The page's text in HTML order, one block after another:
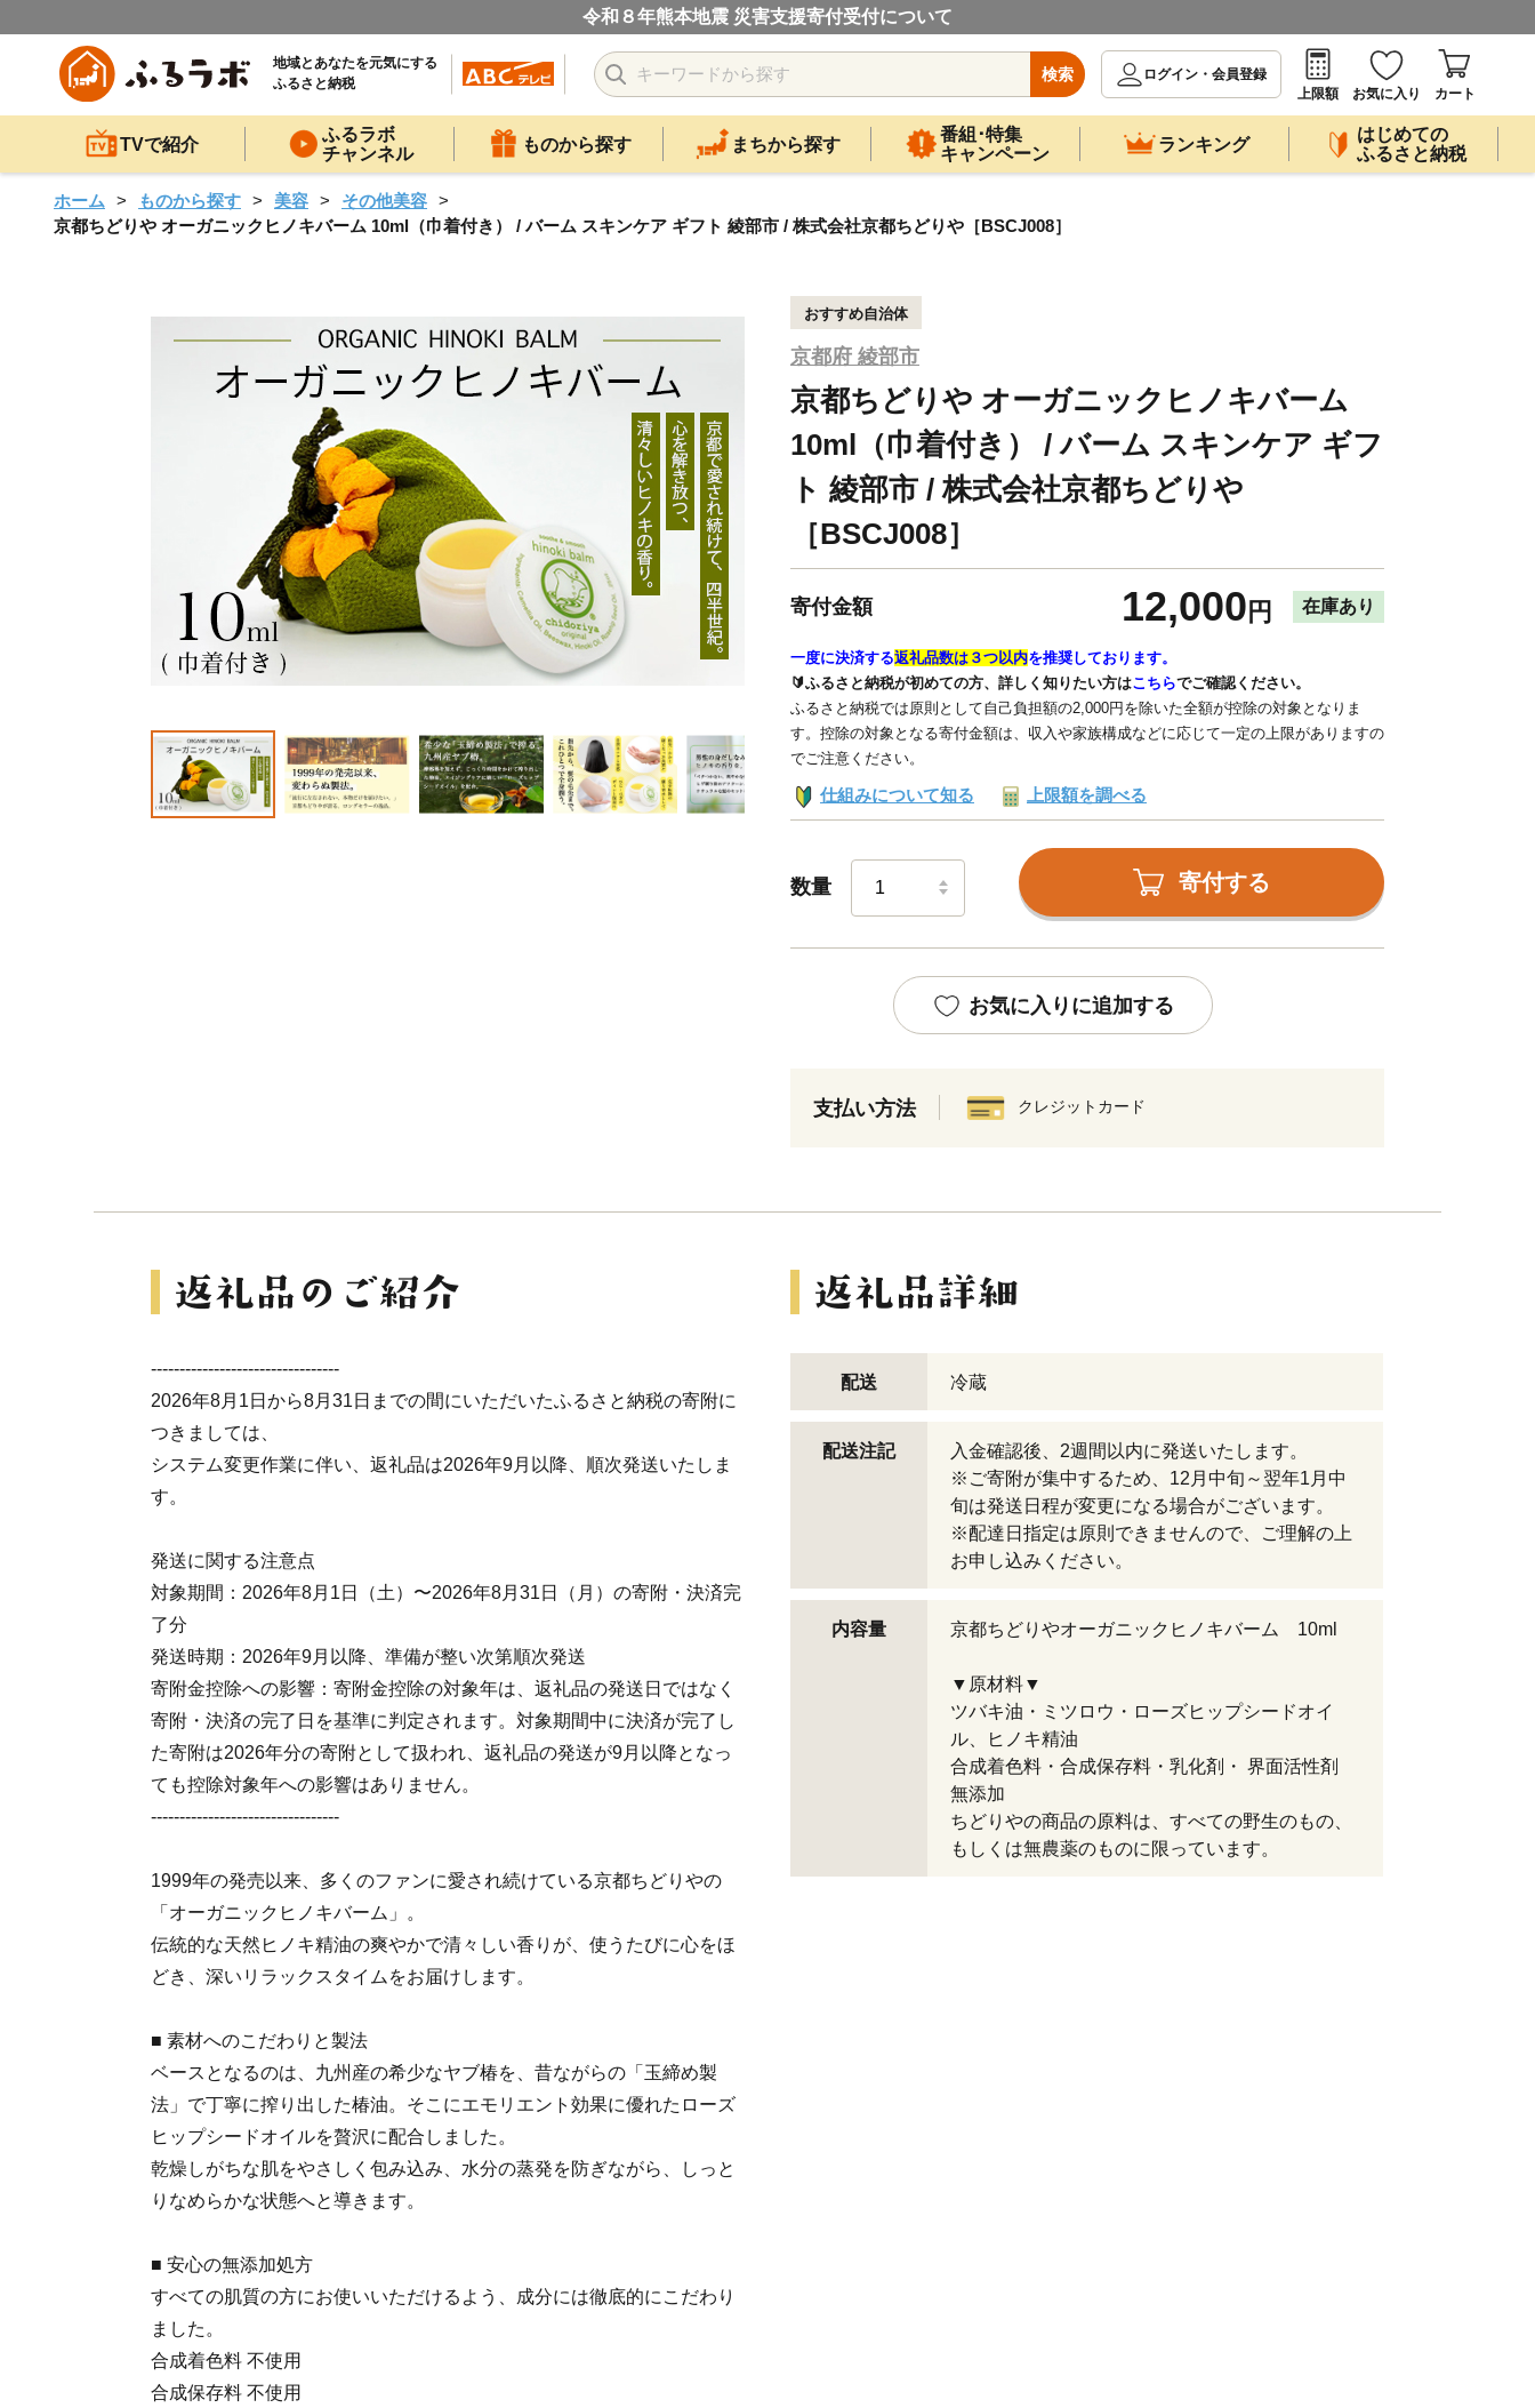
令和８年熊本地震 災害支援寄付受付について
地域とあなたを元気にする
ふるさと納税
検索
ログイン・会員登録
上限額
お気に入り カート
TVで紹介
ふるラボ
チャンネル
ものから探す まちから探す
番組･特集
キャンペーン
ランキング
はじめての
ふるさと納税
ホーム ものから探す 美容
その他美容
京都ちどりや オーガニックヒノキバーム 10ml（巾着付き） / バーム スキンケア ギフト 綾部市 / 株式会社京都ちどりや［BSCJ008］
おすすめ自治体
京都府 綾部市
京都ちどりや オーガニックヒノキバーム
10ml（巾着付き） / バーム スキンケア ギフ
ト 綾部市 / 株式会社京都ちどりや
［BSCJ008］
寄付金額 12,000 円 在庫あり
一度に決済する返礼品数は３つ以内を推奨しております。
🔰ふるさと納税が初めての方、詳しく知りたい方はこちらでご確認ください。
ふるさと納税では原則として自己負担額の2,000円を除いた全額が控除の対象となりま
す。控除の対象となる寄付金額は、収入や家族構成などに応じて一定の上限がありますの
でご注意ください。
仕組みについて知る 上限額を調べる
数量 寄付する
お気に入りに追加する
支払い方法 クレジットカード
---------------------------------
2026年8月1日から8月31日までの間にいただいたふるさと納税の寄附に
つきましては、
システム変更作業に伴い、返礼品は2026年9月以降、順次発送いたしま
す。
発送に関する注意点
対象期間：2026年8月1日（土）〜2026年8月31日（月）の寄附・決済完
了分
発送時期：2026年9月以降、準備が整い次第順次発送
寄附金控除への影響：寄附金控除の対象年は、返礼品の発送日ではなく
寄附・決済の完了日を基準に判定されます。対象期間中に決済が完了し
た寄附は2026年分の寄附として扱われ、返礼品の発送が9月以降となっ
ても控除対象年への影響はありません。
---------------------------------
1999年の発売以来、多くのファンに愛され続けている京都ちどりやの
「オーガニックヒノキバーム」。
伝統的な天然ヒノキ精油の爽やかで清々しい香りが、使うたびに心をほ
どき、深いリラックスタイムをお届けします。
■ 素材へのこだわりと製法
ベースとなるのは、九州産の希少なヤブ椿を、昔ながらの「玉締め製
法」で丁寧に搾り出した椿油。そこにエモリエント効果に優れたローズ
ヒップシードオイルを贅沢に配合しました。
乾燥しがちな肌をやさしく包み込み、水分の蒸発を防ぎながら、しっと
りなめらかな状態へと導きます。
■ 安心の無添加処方
すべての肌質の方にお使いいただけるよう、成分には徹底的にこだわり
ました。
合成着色料 不使用
合成保存料 不使用
配送 冷蔵
配送注記
入金確認後、2週間以内に発送いたします。
※ご寄附が集中するため、12月中旬～翌年1月中
旬は発送日程が変更になる場合がございます。
※配達日指定は原則できませんので、ご理解の上
お申し込みください。
内容量 京都ちどりやオーガニックヒノキバーム 10ml
▼原材料▼
ツバキ油・ミツロウ・ローズヒップシードオイ
ル、ヒノキ精油
合成着色料・合成保存料・乳化剤・ 界面活性剤
無添加
ちどりやの商品の原料は、すべての野生のもの、
もしくは無農薬のものに限っています。